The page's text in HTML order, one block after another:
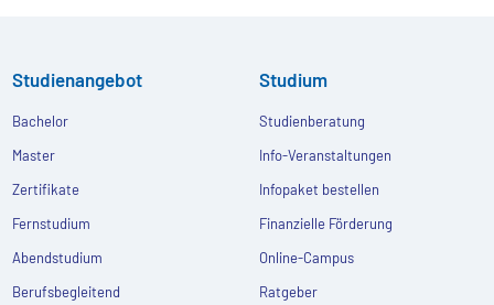
Studienangebot
Bachelor
Master
Zertifikate
Fernstudium
Abendstudium
Berufsbegleitend
Studium
Studienberatung
Info-Veranstaltungen
Infopaket bestellen
Finanzielle Förderung
Online-Campus
Ratgeber